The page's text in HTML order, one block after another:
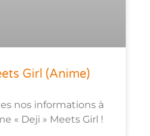
Girl (anime)
nos informations à
« Deji » Meets Girl !